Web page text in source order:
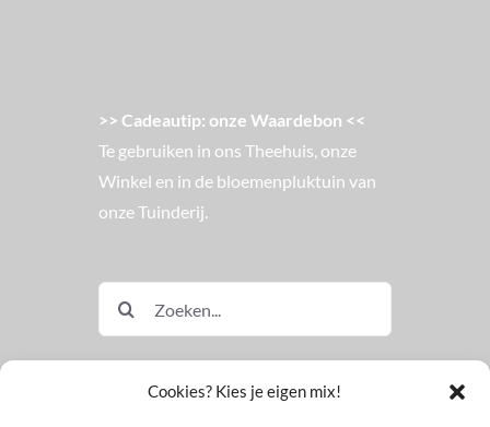
Cookies? Kies je eigen mix!
>> Cadeautip: onze Waardebon <<
Te gebruiken in ons Theehuis, onze
Winkel en in de bloemenpluktuin van
onze Tuinderij.